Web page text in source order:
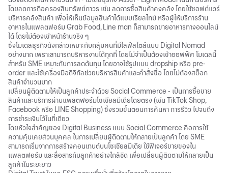
โดยลดการถือครองสินทรัพย์ถาวร เช่น ลดการซื้อสินค้าคงคลัง โดยใช้ซอฟต์แวร์
บริหารคลังสินค้า เพื่อให้เห็นข้อมูลสินค้าได้แบบเรียลไทม์ หรือผู้ให้บริการร้าน
อาหารในแพลตฟอร์ม Grab Food, Line man ก็สามารถขายอาหารทางออนไลน์
ได้ โดยไม่ต้องเช่าหน้าร้านจริง ๆ
ซึ่งโมเดลธุรกิจดังกล่าวเหมาะกับกลุ่มคนที่มีไลฟ์สไตล์แบบ Digital Nomad
อย่างมาก เพราะสามารถบริหารงานได้ทุกที่ โดยไม่จำเป็นต้องเข้าออฟฟิศ โมเดลนี้
สำหรับ SME เหมาะกับการลดต้นทุน โดยอาจใช้รูปแบบ dropship หรือ pre-
order และใช้เครื่องมือดิจิทัลช่วยบริหารสินค้าและคำสั่งซื้อ โดยไม่ต้องสต็อก
สินค้าจำนวนมาก
เปลี่ยนผู้ติดตามให้เป็นลูกค้าประจำด้วย Social Commerce - เป็นการซื้อขาย
สินค้าและบริการผ่านแพลตฟอร์มโซเชียลมีเดียโดยตรง (เช่น TikTok Shop,
Facebook หรือ LINE Shopping) ซึ่งรวมขั้นตอนการค้นหา การรีวิว ไปจนถึง
การชำระเงินไว้ในที่เดียว
โดยหัวใจสำคัญของ Digital Business แบบ Social Commerce คือการใช้
ความคุ้นเคยส่วนบุคคล ในการเปลี่ยนผู้ติดตามให้กลายเป็นลูกค้า โดย SME
สามารถเริ่มจากการสร้างคอนเทนต์บนโซเชียลมีเดีย ใช้ฟีเจอร์ขายของใน
แพลตฟอร์ม และสื่อสารกับลูกค้าอย่างใกล้ชิด เพื่อเปลี่ยนผู้ติดตามให้กลายเป็น
ลูกค้าในระยะยาว